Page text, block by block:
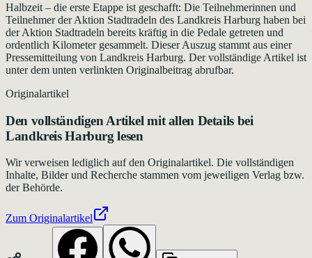
Halbzeit – die erste Etappe ist geschafft: Die Teilnehmerinnen und
Teilnehmer der Aktion Stadtradeln des Landkreis Harburg haben bei
der Aktion Stadtradeln bereits kräftig in die Pedale getreten und
ordentlich Kilometer gesammelt. Dieser Auszug stammt aus einer
Pressemitteilung von Landkreis Harburg. Der vollständige Artikel ist
unter dem unten verlinkten Originalbeitrag abrufbar.
Originalartikel
Den vollständigen Artikel mit allen Details bei
Landkreis Harburg lesen
Wir verweisen lediglich auf den Originalartikel. Die vollständigen
Inhalte, Bilder und Recherche stammen vom jeweiligen Verlag bzw.
der Behörde.
Zum Originalartikel